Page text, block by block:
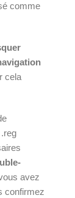
comme
cela
avez
confirmez